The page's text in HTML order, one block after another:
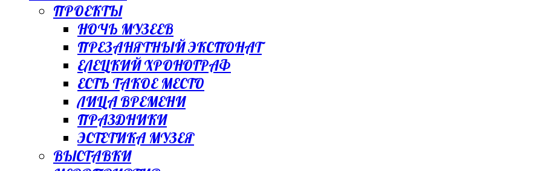
ПРОЕКТЫ
НОЧЬ МУЗЕЕВ
ПРЕЗАНЯТНЫЙ ЭКСПОНАТ
ЕЛЕЦКИЙ ХРОНОГРАФ
ЕСТЬ ТАКОЕ МЕСТО
ЛИЦА ВРЕМЕНИ
ПРАЗДНИКИ
ЭСТЕТИКА МУЗЕЯ
ВЫСТАВКИ